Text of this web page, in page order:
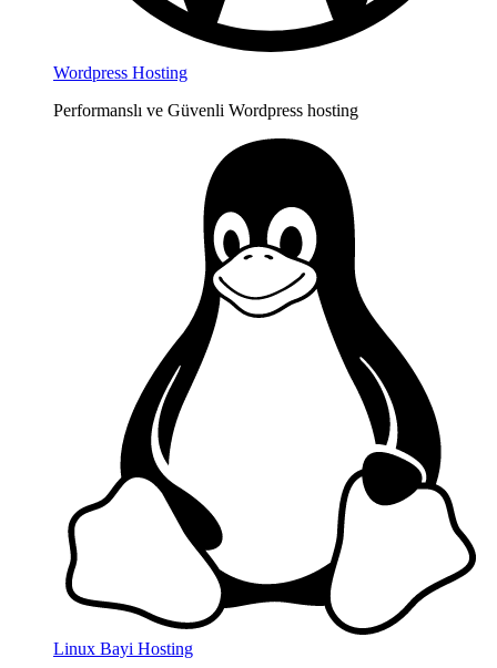
Wordpress Hosting
Performanslı ve Güvenli Wordpress hosting
Linux Bayi Hosting